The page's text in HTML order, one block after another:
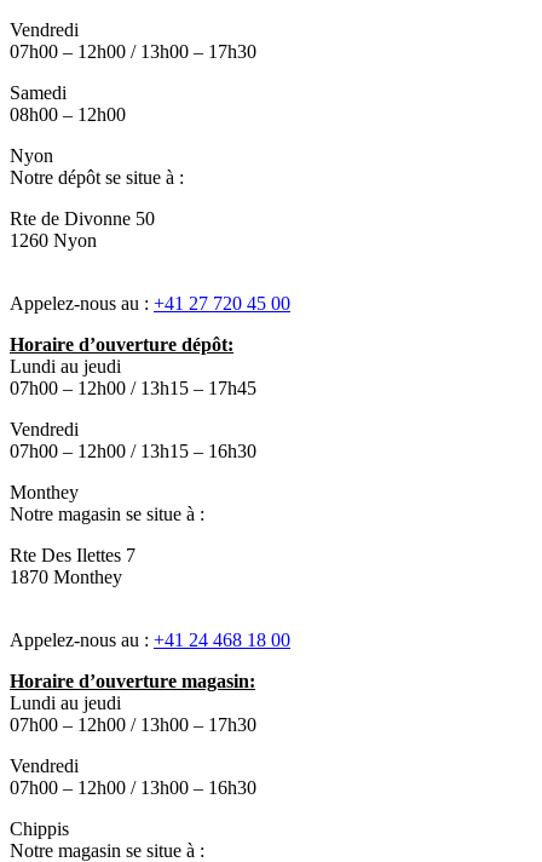
Vendredi
07h00 – 12h00 / 13h00 – 17h30
Samedi
08h00 – 12h00
Nyon
Notre dépôt se situe à :
Rte de Divonne 50
1260 Nyon
Appelez-nous au : +41 27 720 45 00
Horaire d’ouverture dépôt:
Lundi au jeudi
07h00 – 12h00 / 13h15 – 17h45
Vendredi
07h00 – 12h00 / 13h15 – 16h30
Monthey
Notre magasin se situe à :
Rte Des Ilettes 7
1870 Monthey
Appelez-nous au : +41 24 468 18 00
Horaire d’ouverture magasin:
Lundi au jeudi
07h00 – 12h00 / 13h00 – 17h30
Vendredi
07h00 – 12h00 / 13h00 – 16h30
Chippis
Notre magasin se situe à :